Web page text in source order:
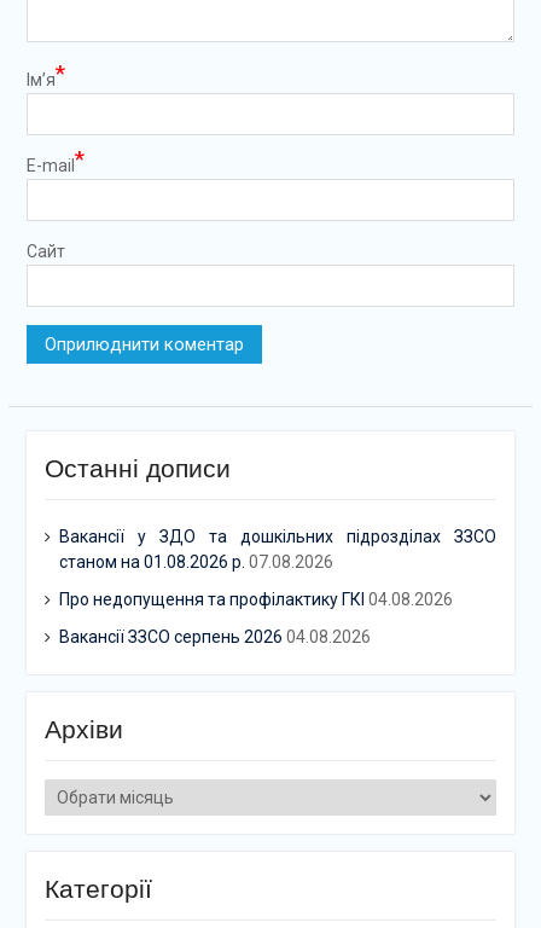
Ім’я*
E-mail *
Сайт
Останні дописи
Вакансії у ЗДО та дошкільних підрозділах ЗЗСО
станом на 01.08.2026 р. 07.08.2026
Про недопущення та профілактику ГКІ 04.08.2026
Вакансії ЗЗСО серпень 2026 04.08.2026
Архіви
Архіви
Категорії